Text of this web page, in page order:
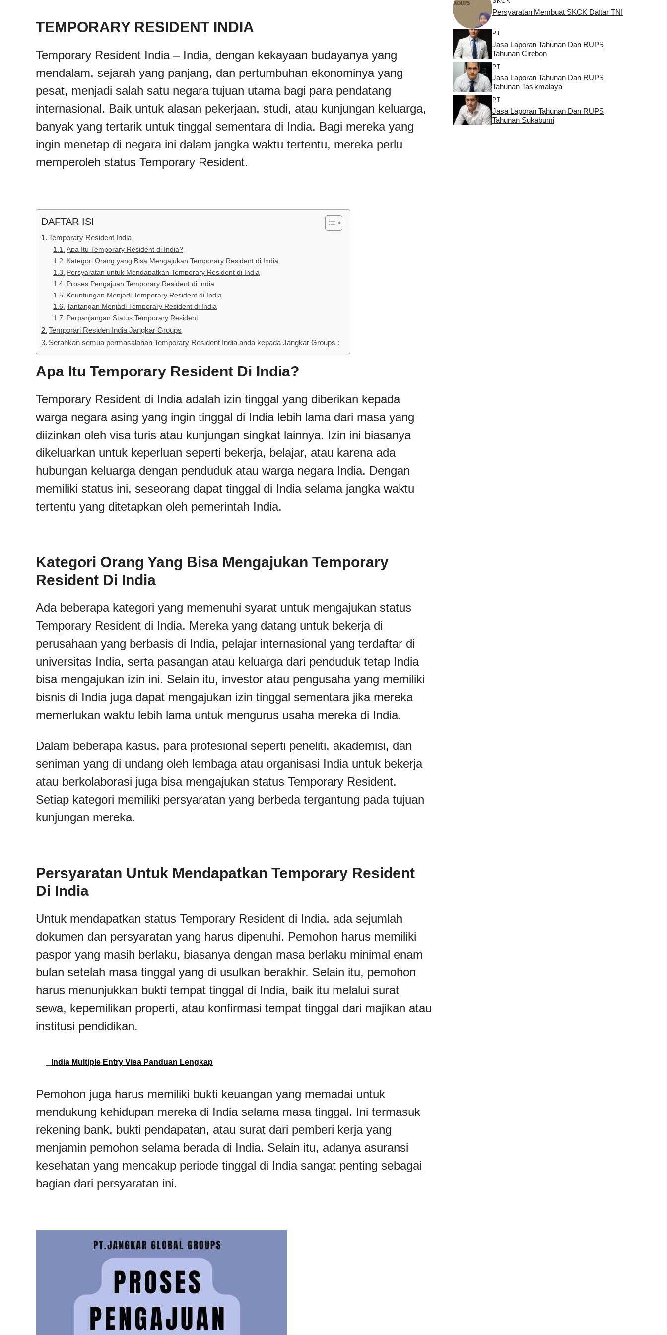
TEMPORARY RESIDENT INDIA
Temporary Resident India – India, dengan kekayaan budayanya yang
mendalam, sejarah yang panjang, dan pertumbuhan ekonominya yang
pesat, menjadi salah satu negara tujuan utama bagi para pendatang
internasional. Baik untuk alasan pekerjaan, studi, atau kunjungan keluarga,
banyak yang tertarik untuk tinggal sementara di India. Bagi mereka yang
ingin menetap di negara ini dalam jangka waktu tertentu, mereka perlu
memperoleh status Temporary Resident.
DAFTAR ISI
Temporary Resident India
Apa Itu Temporary Resident di India?
Kategori Orang yang Bisa Mengajukan Temporary Resident di India
Persyaratan untuk Mendapatkan Temporary Resident di India
Proses Pengajuan Temporary Resident di India
Keuntungan Menjadi Temporary Resident di India
Tantangan Menjadi Temporary Resident di India
Perpanjangan Status Temporary Resident
Temporari Residen India Jangkar Groups
Serahkan semua permasalahan Temporary Resident India anda kepada Jangkar Groups :
Apa Itu Temporary Resident Di India?
Temporary Resident di India adalah izin tinggal yang diberikan kepada
warga negara asing yang ingin tinggal di India lebih lama dari masa yang
diizinkan oleh visa turis atau kunjungan singkat lainnya. Izin ini biasanya
dikeluarkan untuk keperluan seperti bekerja, belajar, atau karena ada
hubungan keluarga dengan penduduk atau warga negara India. Dengan
memiliki status ini, seseorang dapat tinggal di India selama jangka waktu
tertentu yang ditetapkan oleh pemerintah India.
Kategori Orang Yang Bisa Mengajukan Temporary
Resident Di India
Ada beberapa kategori yang memenuhi syarat untuk mengajukan status
Temporary Resident di India. Mereka yang datang untuk bekerja di
perusahaan yang berbasis di India, pelajar internasional yang terdaftar di
universitas India, serta pasangan atau keluarga dari penduduk tetap India
bisa mengajukan izin ini. Selain itu, investor atau pengusaha yang memiliki
bisnis di India juga dapat mengajukan izin tinggal sementara jika mereka
memerlukan waktu lebih lama untuk mengurus usaha mereka di India.
Dalam beberapa kasus, para profesional seperti peneliti, akademisi, dan
seniman yang di undang oleh lembaga atau organisasi India untuk bekerja
atau berkolaborasi juga bisa mengajukan status Temporary Resident.
Setiap kategori memiliki persyaratan yang berbeda tergantung pada tujuan
kunjungan mereka.
Persyaratan Untuk Mendapatkan Temporary Resident
Di India
Untuk mendapatkan status Temporary Resident di India, ada sejumlah
dokumen dan persyaratan yang harus dipenuhi. Pemohon harus memiliki
paspor yang masih berlaku, biasanya dengan masa berlaku minimal enam
bulan setelah masa tinggal yang di usulkan berakhir. Selain itu, pemohon
harus menunjukkan bukti tempat tinggal di India, baik itu melalui surat
sewa, kepemilikan properti, atau konfirmasi tempat tinggal dari majikan atau
institusi pendidikan.
India Multiple Entry Visa Panduan Lengkap
Pemohon juga harus memiliki bukti keuangan yang memadai untuk
mendukung kehidupan mereka di India selama masa tinggal. Ini termasuk
rekening bank, bukti pendapatan, atau surat dari pemberi kerja yang
menjamin pemohon selama berada di India. Selain itu, adanya asuransi
kesehatan yang mencakup periode tinggal di India sangat penting sebagai
bagian dari persyaratan ini.
Persyaratan Membuat SKCK Daftar TNI
PT
Jasa Laporan Tahunan Dan RUPS
Tahunan Cirebon
PT
Jasa Laporan Tahunan Dan RUPS
Tahunan Tasikmalaya
PT
Jasa Laporan Tahunan Dan RUPS
Tahunan Sukabumi